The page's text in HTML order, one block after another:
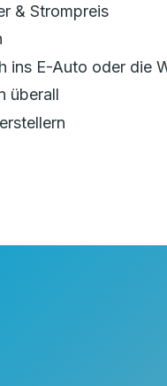
& Strompreis
ins E-Auto oder die
überall